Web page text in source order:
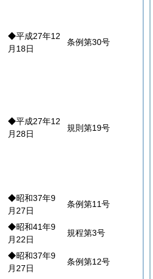
◆平成27年12
月18日
条例第30号
◆平成27年12
月28日
規則第19号
◆昭和37年9
月27日
条例第11号
◆昭和41年9
月22日
規程第3号
◆昭和37年9
月27日
条例第12号